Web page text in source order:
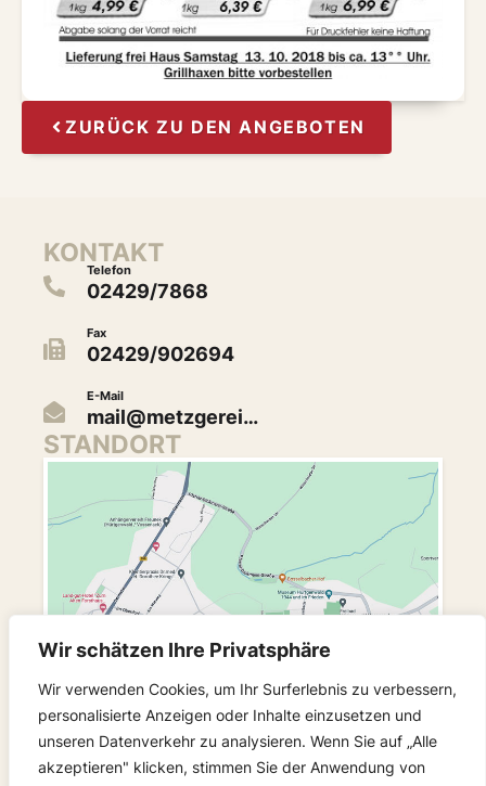
Wir schätzen Ihre Privatsphäre
Wir verwenden Cookies, um Ihr Surferlebnis zu verbessern,
personalisierte Anzeigen oder Inhalte einzusetzen und
unseren Datenverkehr zu analysieren. Wenn Sie auf „Alle
akzeptieren" klicken, stimmen Sie der Anwendung von
ZURÜCK ZU DEN ANGEBOTEN
KONTAKT
Telefon
02429/7868
Fax
02429/902694
E-Mail
mail@metzgerei…
STANDORT
FOLGEN SIE UNS